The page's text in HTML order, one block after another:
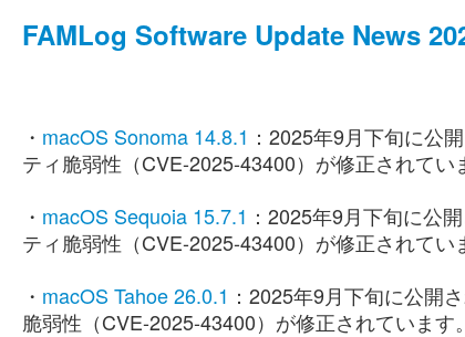
FAMLog Software Update News
・ macOS Sonoma 14.8.1 ：2025年9月下旬に公
ティ脆弱性（CVE-2025-43400）が修正されてい
・ macOS Sequoia 15.7.1 ：2025年9月下旬に公
ティ脆弱性（CVE-2025-43400）が修正されてい
・ macOS Tahoe 26.0.1 ：2025年9月下旬に公開
脆弱性（CVE-2025-43400）が修正されています。